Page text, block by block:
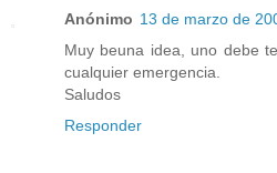
Anónimo 13 de marzo de
Muy beuna idea, uno debe
cualquier emergencia.
Saludos
Responder